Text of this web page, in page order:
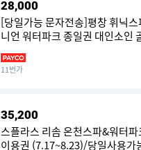
28,000
[당일가능 문자전송]평창 휘닉
니언 워터파크 종일권 대인소인
탑시즌
11번가
35,200
스플라스 리솜 온천스파&워터
이용권 (7.17~8.23)/당일사용가